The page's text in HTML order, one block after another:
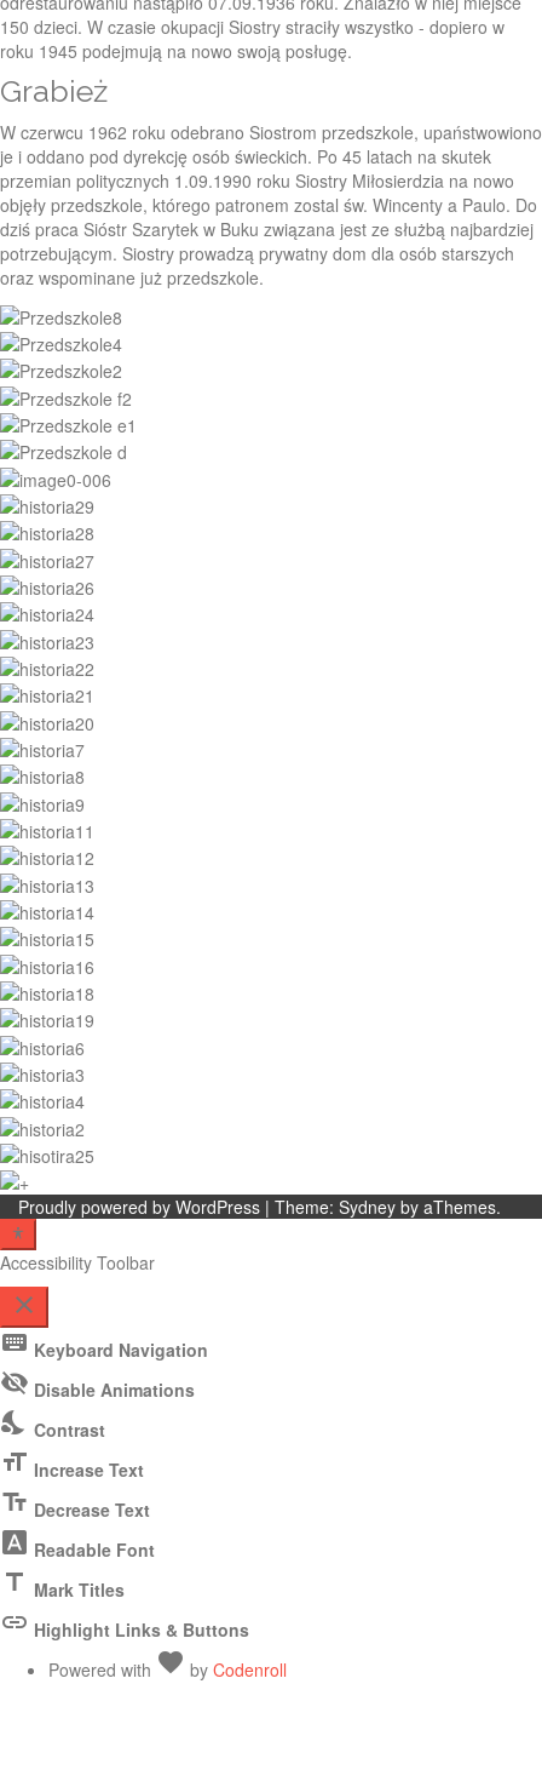
150 dzieci. W czasie okupacji Siostry straciły wszystko - dopiero w
roku 1945 podejmują na nowo swoją posługę.
Grabież
W czerwcu 1962 roku odebrano Siostrom przedszkole, upaństwowiono
je i oddano pod dyrekcję osób świeckich. Po 45 latach na skutek
przemian politycznych 1.09.1990 roku Siostry Miłosierdzia na nowo
objęły przedszkole, którego patronem zostal św. Wincenty a Paulo. Do
dziś praca Sióstr Szarytek w Buku związana jest ze służbą najbardziej
potrzebującym. Siostry prowadzą prywatny dom dla osób starszych
oraz wspominane już przedszkole.
Proudly powered by WordPress | Theme: Sydney by aThemes.
Accessibility Toolbar
close
Toggle
the
visibility
the
Accessibility
Toolbar
keyboard Keyboard Navigation
visibility_off Disable Animations
nights_stay Contrast
format_size Increase Text
text_fields Decrease Text
font_download Readable Font
title Mark Titles
link Highlight Links & Buttons
Powered with favorite Love
by Codenroll